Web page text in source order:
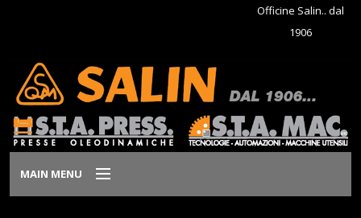
Officine Salin.. dal
1906
MAIN MENU